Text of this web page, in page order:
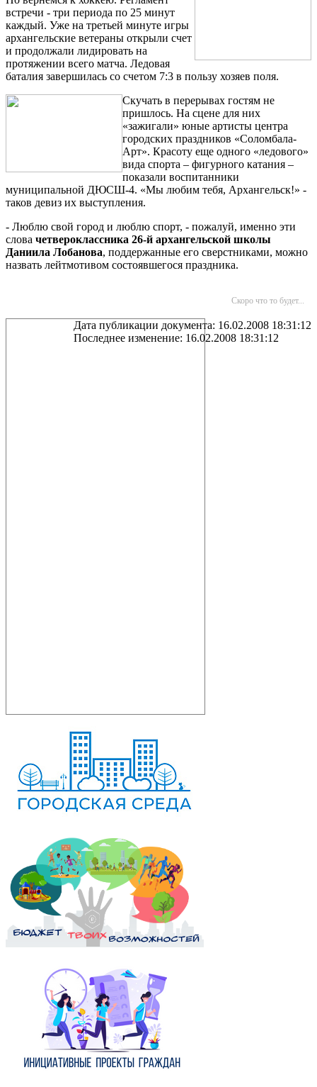
встречи - три периода по 25 минут
каждый. Уже на третьей минуте игры
архангельские ветераны открыли счет
и продолжали лидировать на
протяжении всего матча. Ледовая
баталия завершилась со счетом 7:3 в пользу хозяев поля.
Скучать в перерывах гостям не
пришлось. На сцене для них
«зажигали» юные артисты центра
городских праздников «Соломбала-
Арт». Красоту еще одного «ледового»
вида спорта – фигурного катания –
показали воспитанники
муниципальной ДЮСШ-4. «Мы любим тебя, Архангельск!» -
таков девиз их выступления.
- Люблю свой город и люблю спорт, - пожалуй, именно эти
слова четвероклассника 26-й архангельской школы
Даниила Лобанова, поддержанные его сверстниками, можно
назвать лейтмотивом состоявшегося праздника.
Скоро что то будет...
Дата публикации документа: 16.02.2008 18:31:12
Последнее изменение: 16.02.2008 18:31:12